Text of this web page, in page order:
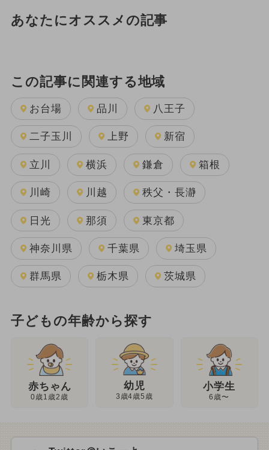
あなたにオススメの記事
この記事に関連する地域
お台場 品川 八王子
二子玉川 上野 新宿
立川 横浜 鎌倉 箱根
川崎 川越 秩父・長瀞
日光 那須 東京都
神奈川県 千葉県 埼玉県
群馬県 栃木県 茨城県
子どもの年齢から探す
赤ちゃん
0歳1歳2歳
幼児
3歳4歳5歳
小学生
6歳〜